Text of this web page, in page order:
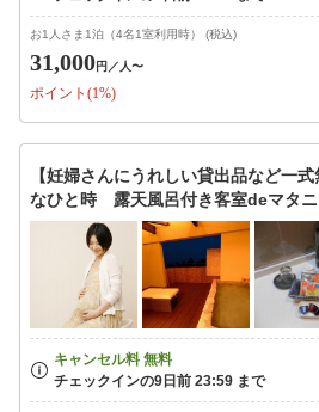
お1人さま1泊（4名1室利用時） (税込)
31,000円 ／人〜
ポイント(1%)
【妊婦さんにうれしい貸出品など一
なひと時 露天風呂付き客室deマタ